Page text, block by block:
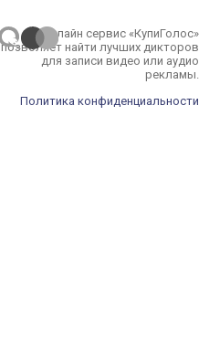
Онлайн сервис «КупиГолос»
позволяет найти лучших дикторов
для записи видео или аудио
рекламы.
Политика конфиденциальности